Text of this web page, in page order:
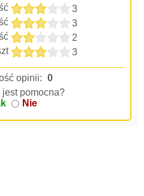
3
3
2
3
opinii: 0
pomocna?
Nie